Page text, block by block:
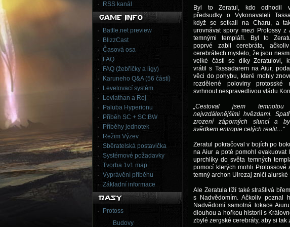
RSS kanál
Battle.net preview
BlizzCast
Časová osa
FAQ
FAQ (žebříčky a ligy)
Karuneho Q&A (56 částí)
Levelovací systém
Leviathan a Roj
Paluba Hyperionu
Příběh SC + SC:BW
Příběhy jednotek
Režim Výzev
Sběratelská postavička
Systémové požadavky
Tvorba 1v1 map
Vyprávění příběhu
Základní informace
Protoss
Budovy
Byl to Zeratul, kdo odhodil
předsudky o Vykonavateli
když se setkali na Charu, a
urovnávat spory mezi Protossy z
temnými templáři. Byl to
poprvé zabil cerebráta,
cerebrátech myslelo, že jsou
velké části se díky Zeratulovi,
vrátil s Tassadarem na Aiur,
věci do pohybu, které mohly
rozdělené poloviny protosské
svrhnout nespravedlivou vládu
„Cestoval jsem
nejvzdálenějšími hvězdami.
zrození záporných sluncí a
svědkem entropie celých realit…“
Zeratul pokračoval v bojích po
na Aiur a poté pomohl evakuovat
uprchlíky do světa temných
pomocí kterých mohli Protossové
temný archon Ulrezaj zničí aiurské
Ale Zeratula tíží také strašlivá
s Nadvědomím. Ačkoliv poznal
Nadvědomí samotná lokace
dlouhou a hořkou historii s
zbylé zergské cerebráty, aby si